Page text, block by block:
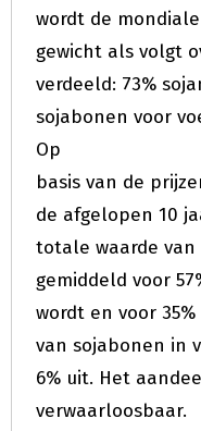
wordt de
gewicht als volgt
verdeeld: 73%
sojabonen voor
Op
basis van de
de afgelopen 10
totale waarde van
gemiddeld voor
wordt en voor
van sojabonen in
6% uit. Het
verwaarloosbaar.